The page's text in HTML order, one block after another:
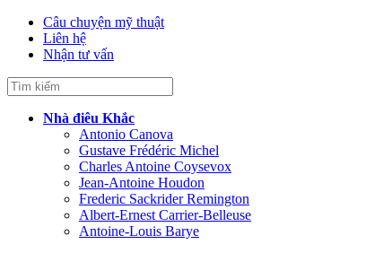
Câu chuyện mỹ thuật
Liên hệ
Nhận tư vấn
Nhà điêu Khắc
Antonio Canova
Gustave Frédéric Michel
Charles Antoine Coysevox
Jean-Antoine Houdon
Frederic Sackrider Remington
Albert-Ernest Carrier-Belleuse
Antoine-Louis Barye